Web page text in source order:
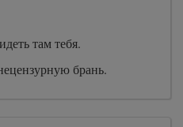
там тебя.
брань.